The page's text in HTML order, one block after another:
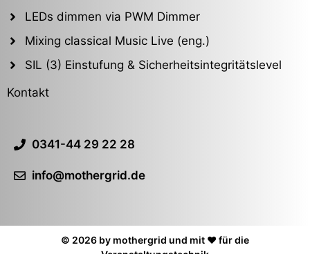
LEDs dimmen via PWM Dimmer
Mixing classical Music Live (eng.)
SIL (3) Einstufung & Sicherheitsintegritätslevel
Kontakt
0341-44 29 22 28
info@mothergrid.de
© 2026 by mothergrid und mit ❤️ für die